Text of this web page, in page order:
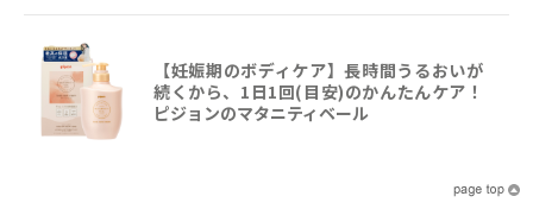
【妊娠期のボディケア】長時間うるおいが
続くから、1日1回(目安)のかんたんケア！
ピジョンのマタニティベール